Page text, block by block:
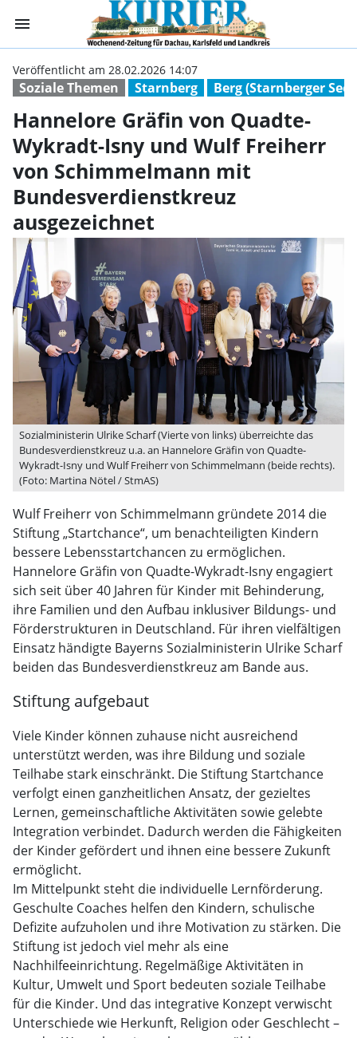
menu Hannelore
Soziale Themen Starnberg Berg (Starnberger See)
Veröffentlicht am 28.02.2026 14:07
Hannelore Gräfin von Quadte-
Wykradt-Isny und Wulf Freiherr
von Schimmelmann mit
Bundesverdienstkreuz
ausgezeichnet
Sozialministerin Ulrike Scharf (Vierte von links) überreichte das
Bundesverdienstkreuz u.a. an Hannelore Gräfin von Quadte-
Wykradt-Isny und Wulf Freiherr von Schimmelmann (beide rechts).
(Foto: Martina Nötel / StmAS)
Wulf Freiherr von Schimmelmann gründete 2014 die
Stiftung „Startchance“, um benachteiligten Kindern
bessere Lebensstartchancen zu ermöglichen.
Hannelore Gräfin von Quadte-Wykradt-Isny engagiert
sich seit über 40 Jahren für Kinder mit Behinderung,
ihre Familien und den Aufbau inklusiver Bildungs- und
Förderstrukturen in Deutschland. Für ihren vielfältigen
Einsatz händigte Bayerns Sozialministerin Ulrike Scharf
beiden das Bundesverdienstkreuz am Bande aus.
Stiftung aufgebaut
Viele Kinder können zuhause nicht ausreichend
unterstützt werden, was ihre Bildung und soziale
Teilhabe stark einschränkt. Die Stiftung Startchance
verfolgt einen ganzheitlichen Ansatz, der gezieltes
Lernen, gemeinschaftliche Aktivitäten sowie gelebte
Integration verbindet. Dadurch werden die Fähigkeiten
der Kinder gefördert und ihnen eine bessere Zukunft
ermöglicht.
Im Mittelpunkt steht die individuelle Lernförderung.
Geschulte Coaches helfen den Kindern, schulische
Defizite aufzuholen und ihre Motivation zu stärken. Die
Stiftung ist jedoch viel mehr als eine
Nachhilfeeinrichtung. Regelmäßige Aktivitäten in
Kultur, Umwelt und Sport bedeuten soziale Teilhabe
für die Kinder. Und das integrative Konzept verwischt
Unterschiede wie Herkunft, Religion oder Geschlecht –